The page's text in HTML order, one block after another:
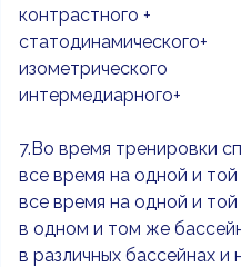
контрастного +
статодинамического+
изометрического
интермедиарного+
7.Во время тренировки
все время на одной и
все время на одной и
в одном и том же
в различных бассейнах и